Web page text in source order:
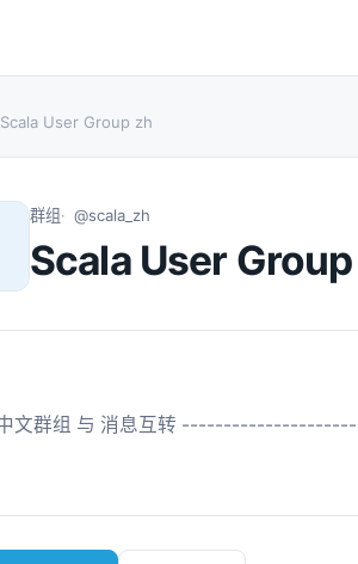
Scala User Group zh
群组 @scala_zh
Scala User